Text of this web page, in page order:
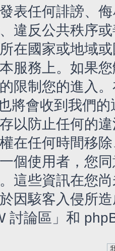
表任何誹謗、
違反公共秩序
在國家或地域
服務上。如果
限制您的進入
將會收到我們
以防止任何的
在任何時間移
個使用者，您
這些資訊在您
因駭客入侵所
討論區」和